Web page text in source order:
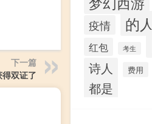
下一篇
双证了
疫情 的人
红包
考生
诗人 费用
都是